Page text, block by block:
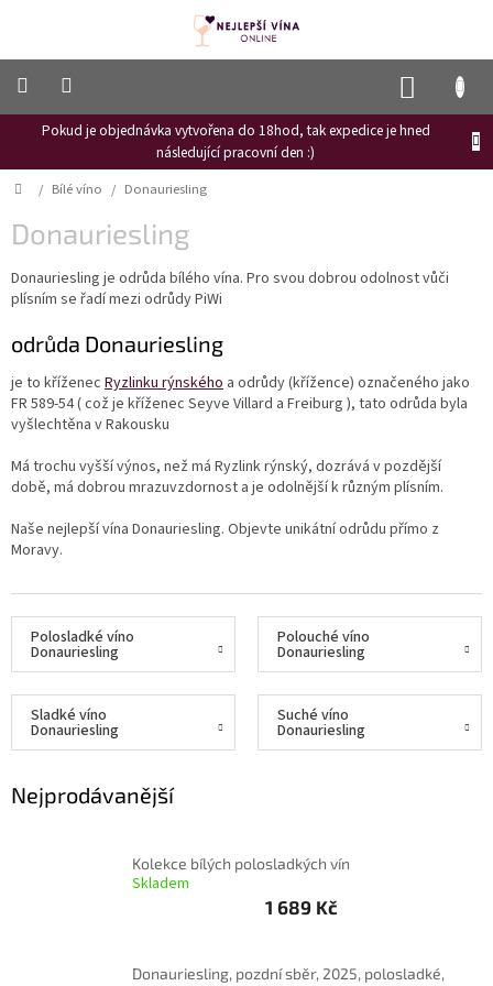
Pokud je objednávka vytvořena do 18hod, tak expedice je hned
následující pracovní den :)
Frizzante
Růžové
víno
Hroznový
Naši
Vinné
novinky
Bílé
víno
Červené
víno
Delikatesy
k
Akční
nabídka
Dárkové
poukazy
slevu
Domů
/ Bílé víno / Donauriesling
Donauriesling
Donauriesling je odrůda bílého vína. Pro svou dobrou odolnost vůči
plísním se řadí mezi odrůdy PiWi
odrůda Donauriesling
je to kříženec Ryzlinku rýnského a odrůdy (křížence) označeného jako
FR 589-54 ( což je kříženec Seyve Villard a Freiburg ), tato odrůda byla
vyšlechtěna v Rakousku
Má trochu vyšší výnos, než má Ryzlink rýnský, dozrává v pozdější
době, má dobrou mrazuvzdornost a je odolnější k různým plísním.
Naše nejlepší vína Donauriesling. Objevte unikátní odrůdu přímo z
Moravy.
Polosladké víno
Donauriesling
Polouché víno
Donauriesling
Sladké víno
Donauriesling
Suché víno
Donauriesling
Nejprodávanější
Kolekce bílých polosladkých vín
Skladem
1 689 Kč
Donauriesling, pozdní sběr, 2025, polosladké,